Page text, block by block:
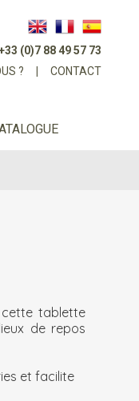
(0)7 88 49 57 73
? CONTACT
cette tablette
de repos
et facilite